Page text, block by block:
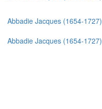
Abbadie Jacques (1654-1727)
Abbadie Jacques (1654-1727)